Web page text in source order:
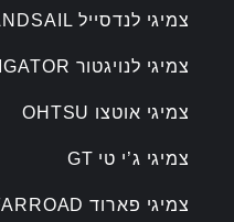
צמיגי לנדסייל LANDSAIL
צמיגי לנויגטור LANVIGATOR
צמיגי אוטצו OHTSU
צמיגי ג’י טי GT
צמיגי פארוד FARROAD